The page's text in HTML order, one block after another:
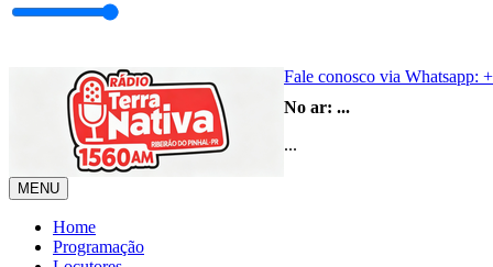
Fale conosco via Whatsapp:
No ar: ...
...
MENU
Home
Programação